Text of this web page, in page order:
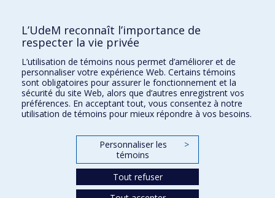
Comment soutenir le Département?
BESOIN D'AIDE?
Plan du site
Signaler une erreur
Accessibilité
FACULTÉ DES ARTS ET DES SCIENCES
Nos départements et écoles
L’UdeM reconnaît l’importance de
respecter la vie privée
L’utilisation de témoins nous permet d’améliorer et de
personnaliser votre expérience Web. Certains témoins
sont obligatoires pour assurer le fonctionnement et la
sécurité du site Web, alors que d’autres enregistrent vos
préférences. En acceptant tout, vous consentez à notre
utilisation de témoins pour mieux répondre à vos besoins.
Personnaliser les
témoins
>
Tout refuser